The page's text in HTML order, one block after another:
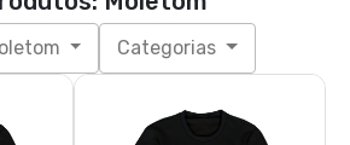
Categorias